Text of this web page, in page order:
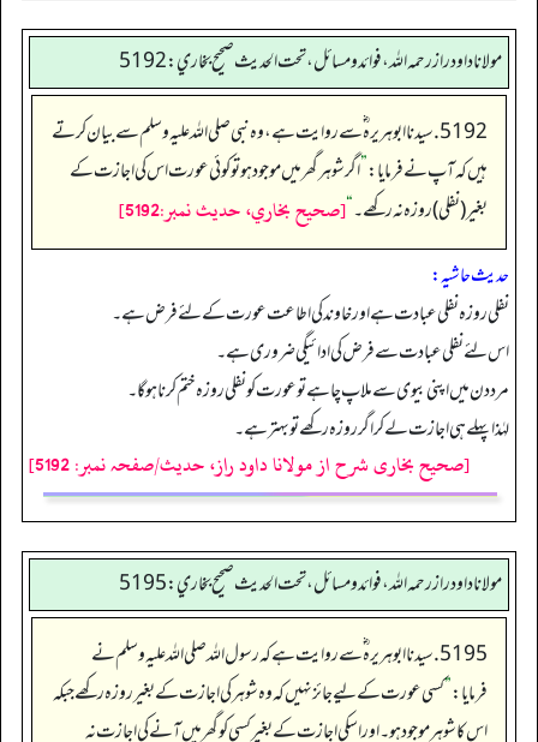
مولانا داود راز رحمه الله، فوائد و مسائل، تحت الحديث صحيح بخاري: 5192
5192. سیدنا ابو ہریرہ ؓ سے روایت ہے، وہ نبی صلی اللہ علیہ وسلم سے بیان کرتے
ہیں کہ آپ نے فرمایا:”اگر شوہر گھر میں موجود ہو تو کوئی عورت اس کی اجازت کے
بغیر (نفلی) روزہ نہ رکھے۔“[صحيح بخاري، حديث نمبر:5192]
حدیث حاشیہ:
نفلی روزہ نفلی عبادت ہے اور خاوند کی اطاعت عورت کے لئے فرض ہے۔
اس لئے نفلی عبادت سے فرض کی ادا ئیگی ضروری ہے۔
مرد دن میں اپنی بیوی سے ملاپ چاہے تو عورت کو نفلی روزہ ختم کرنا ہوگا۔
لہٰذ ا پہلے ہی اجازت لے کر اگر روزہ رکھے تو بہتر ہے۔
[صحیح بخاری شرح از مولانا داود راز، حدیث/صفحہ نمبر: 5192]
مولانا داود راز رحمه الله، فوائد و مسائل، تحت الحديث صحيح بخاري: 5195
5195. سیدنا ابو ہریرہ ؓ سے روایت ہے کہ رسول اللہ صلی اللہ علیہ وسلم نے
فرمایا:”کسی عورت کے لیے جائز نہیں کہ وہ شوہر کی اجازت کے بغیر روزہ رکھے جبکہ
اس کا شوہر موجود ہو۔ اور اسکی اجازت کے بغیر کسی کو گھر میں آنے کی اجازت نہ